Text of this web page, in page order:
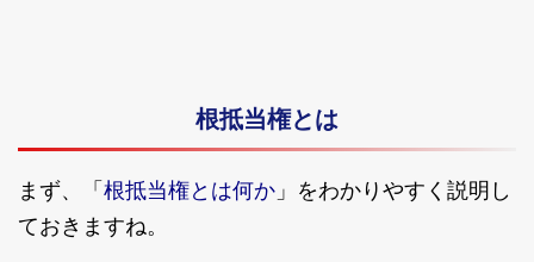
根抵当権とは
まず、「 根抵当権とは何か 」をわかりやすく説明し
ておきますね。